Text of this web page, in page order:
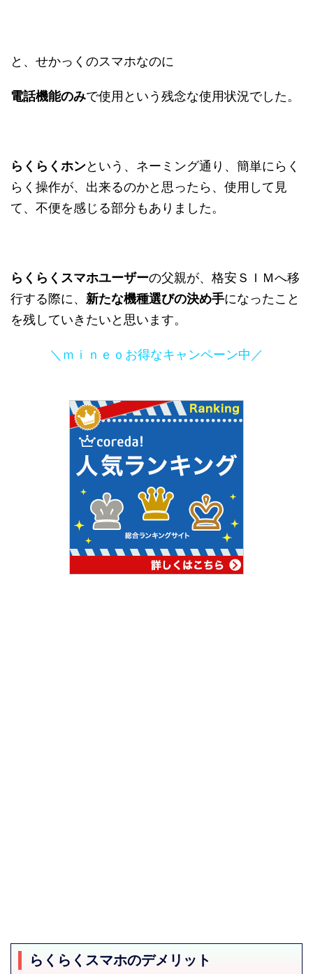
と、せかっくのスマホなのに
電話機能のみで使用という残念な使用状況でした。
らくらくホンという、ネーミング通り、簡単にらく
らく操作が、出来るのかと思ったら、使用して見
て、不便を感じる部分もありました。
らくらくスマホユーザーの父親が、格安ＳＩＭへ移
行する際に、 新たな機種選びの決め手になったこと
を残していきたいと思います。
＼ｍｉｎｅｏお得なキャンペーン中／
らくらくスマホのデメリット